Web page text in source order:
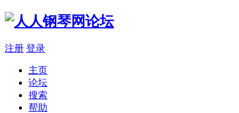
注册 登录
主页
论坛
搜索
帮助